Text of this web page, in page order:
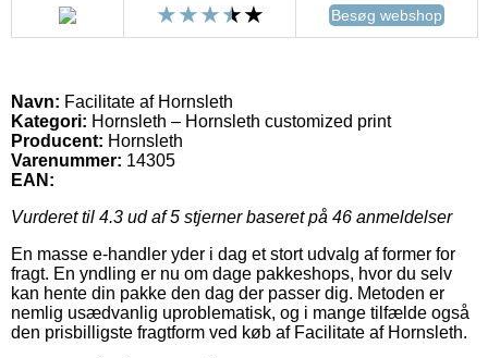
Besøg webshop
Navn: Facilitate af Hornsleth
Kategori: Hornsleth – Hornsleth customized print
Producent: Hornsleth
Varenummer: 14305
EAN:
Vurderet til 4.3 ud af 5 stjerner baseret på 46 anmeldelser
En masse e-handler yder i dag et stort udvalg af former for
fragt. En yndling er nu om dage pakkeshops, hvor du selv
kan hente din pakke den dag der passer dig. Metoden er
nemlig usædvanlig uproblematisk, og i mange tilfælde også
den prisbilligste fragtform ved køb af Facilitate af Hornsleth.